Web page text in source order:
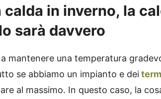
calda in inverno, la
sarà davvero
a mantenere una temperatura
se abbiamo un impianto e dei
al massimo. In questo caso, la